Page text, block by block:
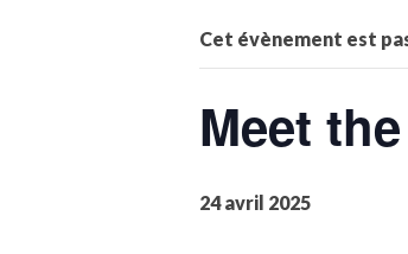
Cet évènement est
Meet
24 avril 2025